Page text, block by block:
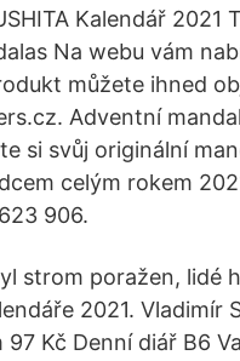
Kalendář 2021
Na webu vám
můžete ihned
Adventní
si svůj originální
celým rokem
906.
strom poražen, lidé
2021. Vladimír
Kč Denní diář B6